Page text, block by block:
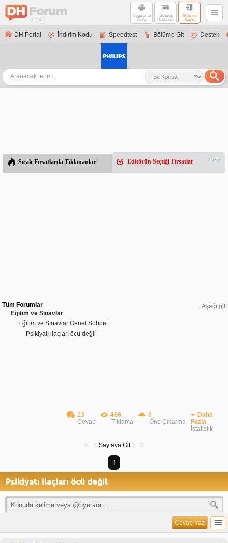
Uygulama
ile Aç
Teknoloji
Haberleri
Giriş ve
Kayıt
DH Portal İndirim Kodu Speedtest Bölüme Git Destek
Sıcak Fırsatlarda Tıklananlar Editörün Seçtiği Fırsatlar Gizle
Aşağı git
Tüm Forumlar
Eğitim ve Sınavlar
Eğitim ve Sınavlar Genel Sohbet
Psikiyatı ilaçları öcü değil
13
Cevap
486
Tıklama
0
Öne Çıkarma
Daha
Fazla
İstatistik
Sayfaya Git
1
Psikiyatı ilaçları öcü değil
Cevap Yaz